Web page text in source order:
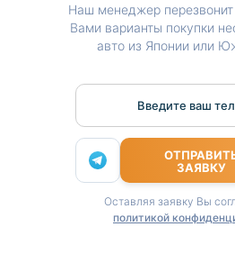
Наш менеджер
Вами варианты покупки
авто из Японии или
Введите ваш
ЗАЯВКУ
Оставляя заявку Вы
политикой